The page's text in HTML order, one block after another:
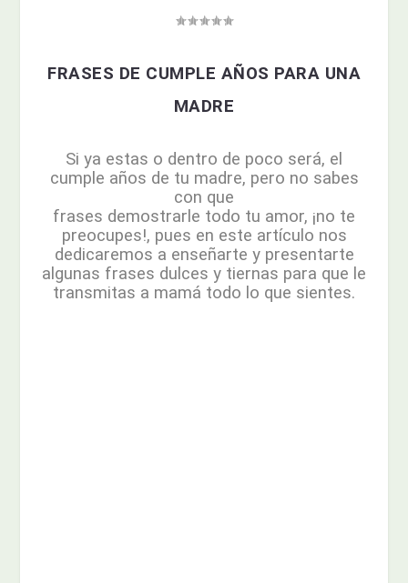
FRASES DE CUMPLE AÑOS PARA UNA
MADRE
Si ya estas o dentro de poco será, el
cumple años de tu madre, pero no sabes
con que
frases demostrarle todo tu amor, ¡no te
preocupes!, pues en este artículo nos
dedicaremos a enseñarte y presentarte
algunas frases dulces y tiernas para que le
transmitas a mamá todo lo que sientes.